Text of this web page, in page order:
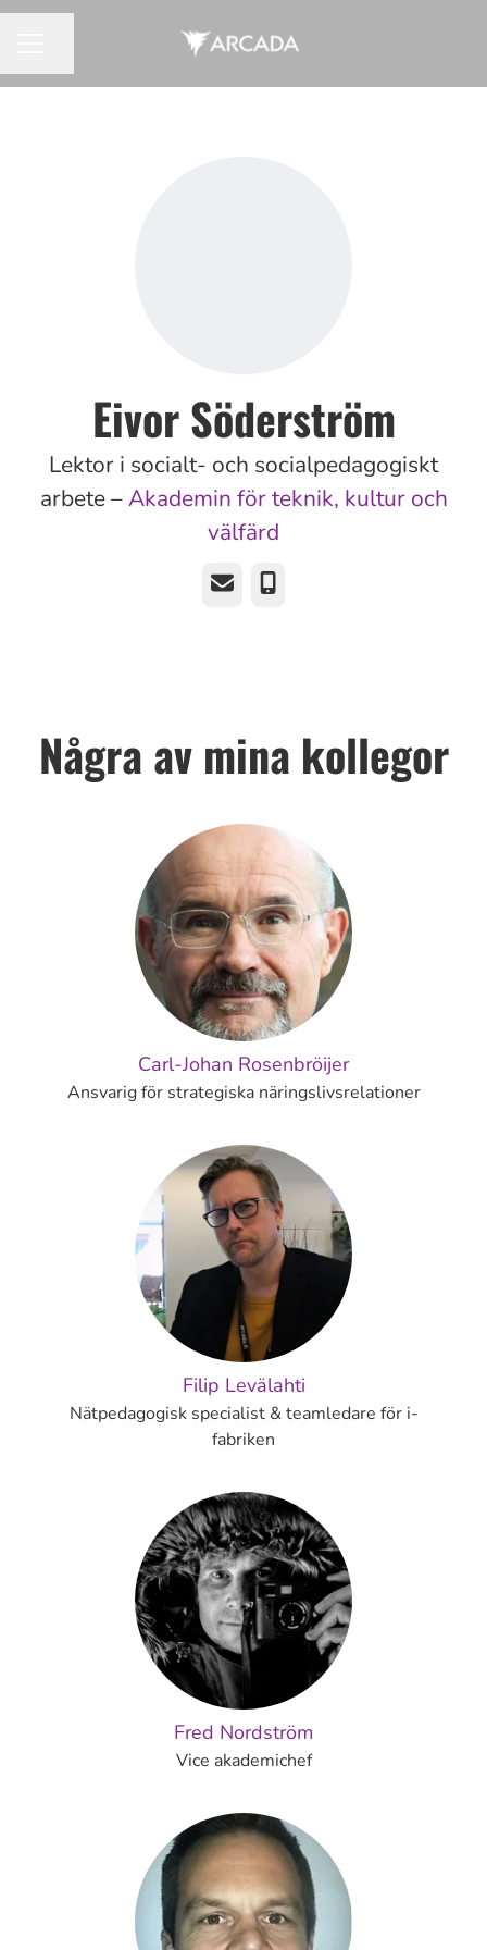
Eivor Söderström
Lektor i socialt- och socialpedagogiskt
arbete –Akademin för teknik, kultur och
välfärd
E-post Telefon
Några av mina kollegor
Carl-Johan Rosenbröijer
Ansvarig för strategiska näringslivsrelationer
Filip Levälahti
Nätpedagogisk specialist & teamledare för i-
fabriken
Fred Nordström
Vice akademichef